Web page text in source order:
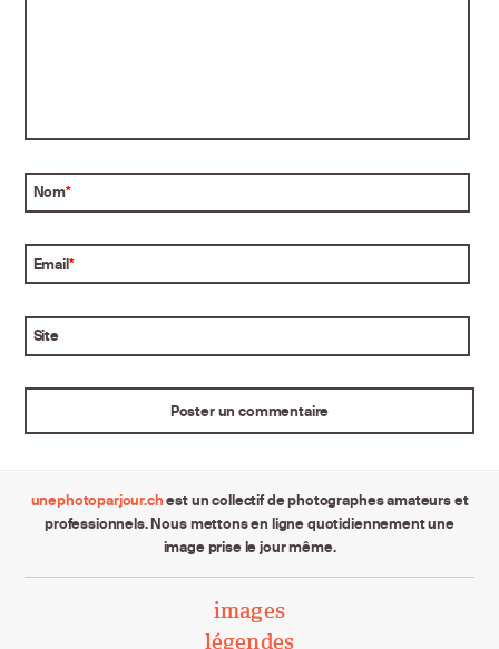
Nom*
Email*
Site
unephotoparjour.chest un collectif de photographes amateurs et
professionnels. Nous mettons en ligne quotidiennement une
image prise le jour même.
images
légendes